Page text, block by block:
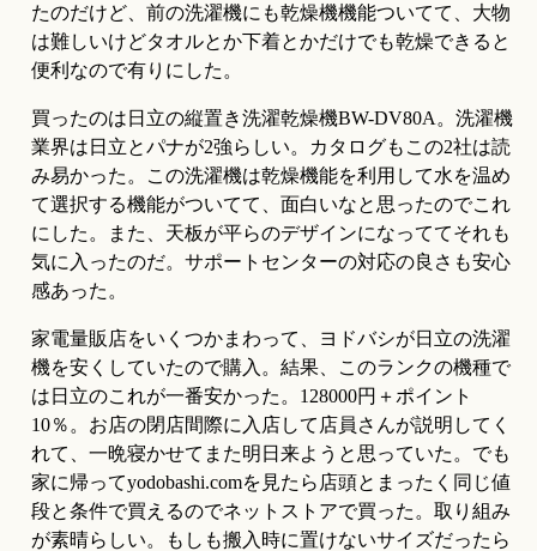
たのだけど、前の洗濯機にも乾燥機機能ついてて、大物
は難しいけどタオルとか下着とかだけでも乾燥できると
便利なので有りにした。
買ったのは日立の縦置き洗濯乾燥機BW-DV80A。洗濯機
業界は日立とパナが2強らしい。カタログもこの2社は読
み易かった。この洗濯機は乾燥機能を利用して水を温め
て選択する機能がついてて、面白いなと思ったのでこれ
にした。また、天板が平らのデザインになっててそれも
気に入ったのだ。サポートセンターの対応の良さも安心
感あった。
家電量販店をいくつかまわって、ヨドバシが日立の洗濯
機を安くしていたので購入。結果、このランクの機種で
は日立のこれが一番安かった。128000円＋ポイント
10％。お店の閉店間際に入店して店員さんが説明してく
れて、一晩寝かせてまた明日来ようと思っていた。でも
家に帰ってyodobashi.comを見たら店頭とまったく同じ値
段と条件で買えるのでネットストアで買った。取り組み
が素晴らしい。もしも搬入時に置けないサイズだったら